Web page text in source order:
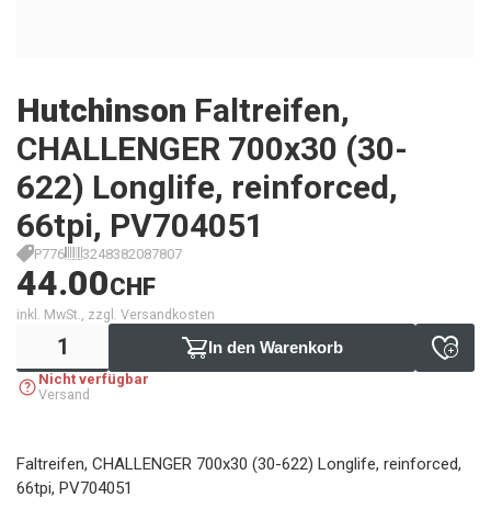
Hutchinson Faltreifen,
CHALLENGER 700x30 (30-
622) Longlife, reinforced,
66tpi, PV704051
P776 3248382087807
44.00CHF
inkl. MwSt., zzgl. Versandkosten
In den Warenkorb
Nicht verfügbar
Versand
Faltreifen, CHALLENGER 700x30 (30-622) Longlife, reinforced,
66tpi, PV704051